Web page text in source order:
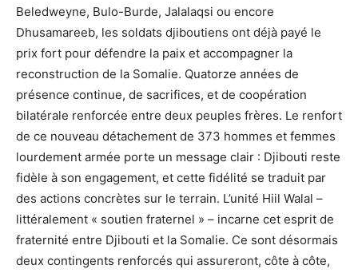
Beledweyne, Bulo-Burde, Jalalaqsi ou encore
Dhusamareeb, les soldats djiboutiens ont déjà payé le
prix fort pour défendre la paix et accompagner la
reconstruction de la Somalie. Quatorze années de
présence continue, de sacrifices, et de coopération
bilatérale renforcée entre deux peuples frères. Le renfort
de ce nouveau détachement de 373 hommes et femmes
lourdement armée porte un message clair : Djibouti reste
fidèle à son engagement, et cette fidélité se traduit par
des actions concrètes sur le terrain. L’unité Hiil Walal –
littéralement « soutien fraternel » – incarne cet esprit de
fraternité entre Djibouti et la Somalie. Ce sont désormais
deux contingents renforcés qui assureront, côte à côte,